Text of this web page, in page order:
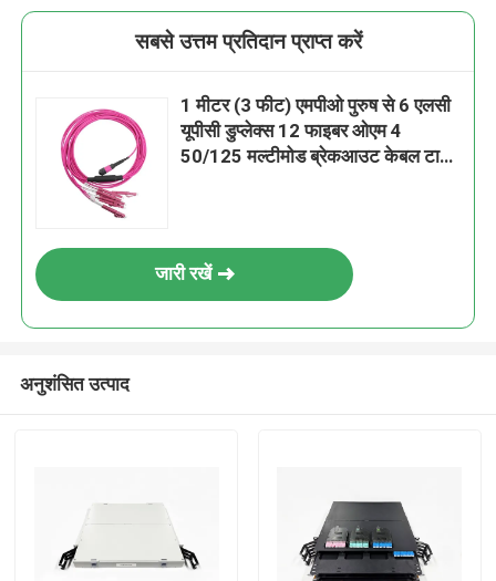
सबसे उत्तम प्रतिदान प्राप्त करें
1 मीटर (3 फीट) एमपीओ पुरुष से 6 एलसी
यूपीसी डुप्लेक्स 12 फाइबर ओएम 4
50/125 मल्टीमोड ब्रेकआउट केबल टाइप
जारी रखें
अनुशंसित उत्पाद